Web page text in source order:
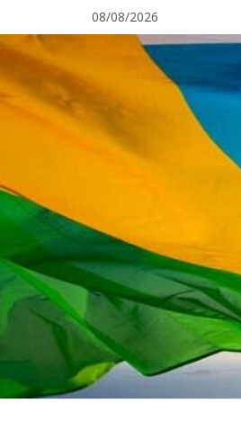
para
conteúdo
08/08/2026